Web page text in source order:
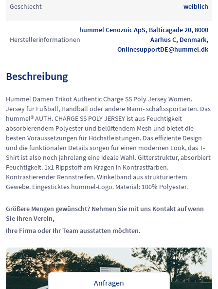
Geschlecht weiblich
Herstellerinformationen
hummel Cenozoic ApS, Balticagade 20, 8000
Aarhus C, Denmark,
OnlinesupportDE@hummel.dk
Beschreibung
Hummel Damen Trikot Authentic Charge SS Poly Jersey Women.
Jersey für Fußball, Handball oder andere Mann- schaftssportarten. Das
hummel® AUTH. CHARGE SS POLY JERSEY ist aus Feuchtigkeit
absorbierendem Polyester und belüftendem Mesh und bietet die
besten Voraussetzungen für Höchstleistungen. Das effiziente Design
und die funktionalen Details sorgen für einen modernen Look, das T-
Shirt ist also noch jahrelang eine ideale Wahl. Gitterstruktur, absorbiert
Feuchtigkeit. 1x1 Rippstoff am Kragen in Kontrastfarben.
Kontrastierender Rennstreifen. Winkelband aus strukturiertem
Gewebe. Eingesticktes hummel-Logo. Material: 100% Polyester.
Größere Mengen gewünscht? Nehmen Sie mit uns Kontakt auf wenn
Sie Ihren Verein,
Ihre Firma oder Ihr Team ausstatten möchten.
Anfragen